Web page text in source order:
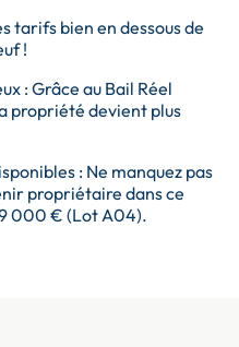
tarifs bien en dessous de
!
: Grâce au Bail Réel
propriété devient plus
: Ne manquez pas
propriétaire dans ce
000 € (Lot A04).